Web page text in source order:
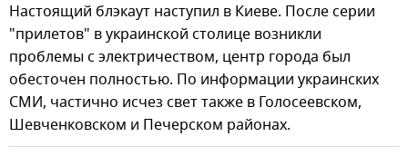
Настоящий блэкаут наступил в Киеве. После серии
"прилетов" в украинской столице возникли
проблемы с электричеством, центр города был
обесточен полностью. По информации украинских
СМИ, частично исчез свет также в Голосеевском,
Шевченковском и Печерском районах.